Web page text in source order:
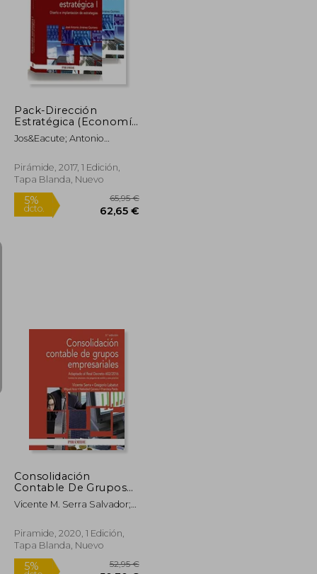
28,50 €
27,72 €
5%
dcto.
17,95 €
Pack-Dirección
Estratégica (Economía
y Empresa)
Jos&Eacute; Antonio
Pirámide, 2017, 1 Edición,
Tapa Blanda, Nuevo
5%
dcto.
Consolidación
Contable De Grupos
Empresariales
Vicente M. Serra Salvador;
Miguel Arce Gisbert;
Natividad Cervera
Mill&Aacute;N; Francisca
Pardo P&Eacute;Rez
Piramide, 2020, 1 Edición,
Tapa Blanda, Nuevo